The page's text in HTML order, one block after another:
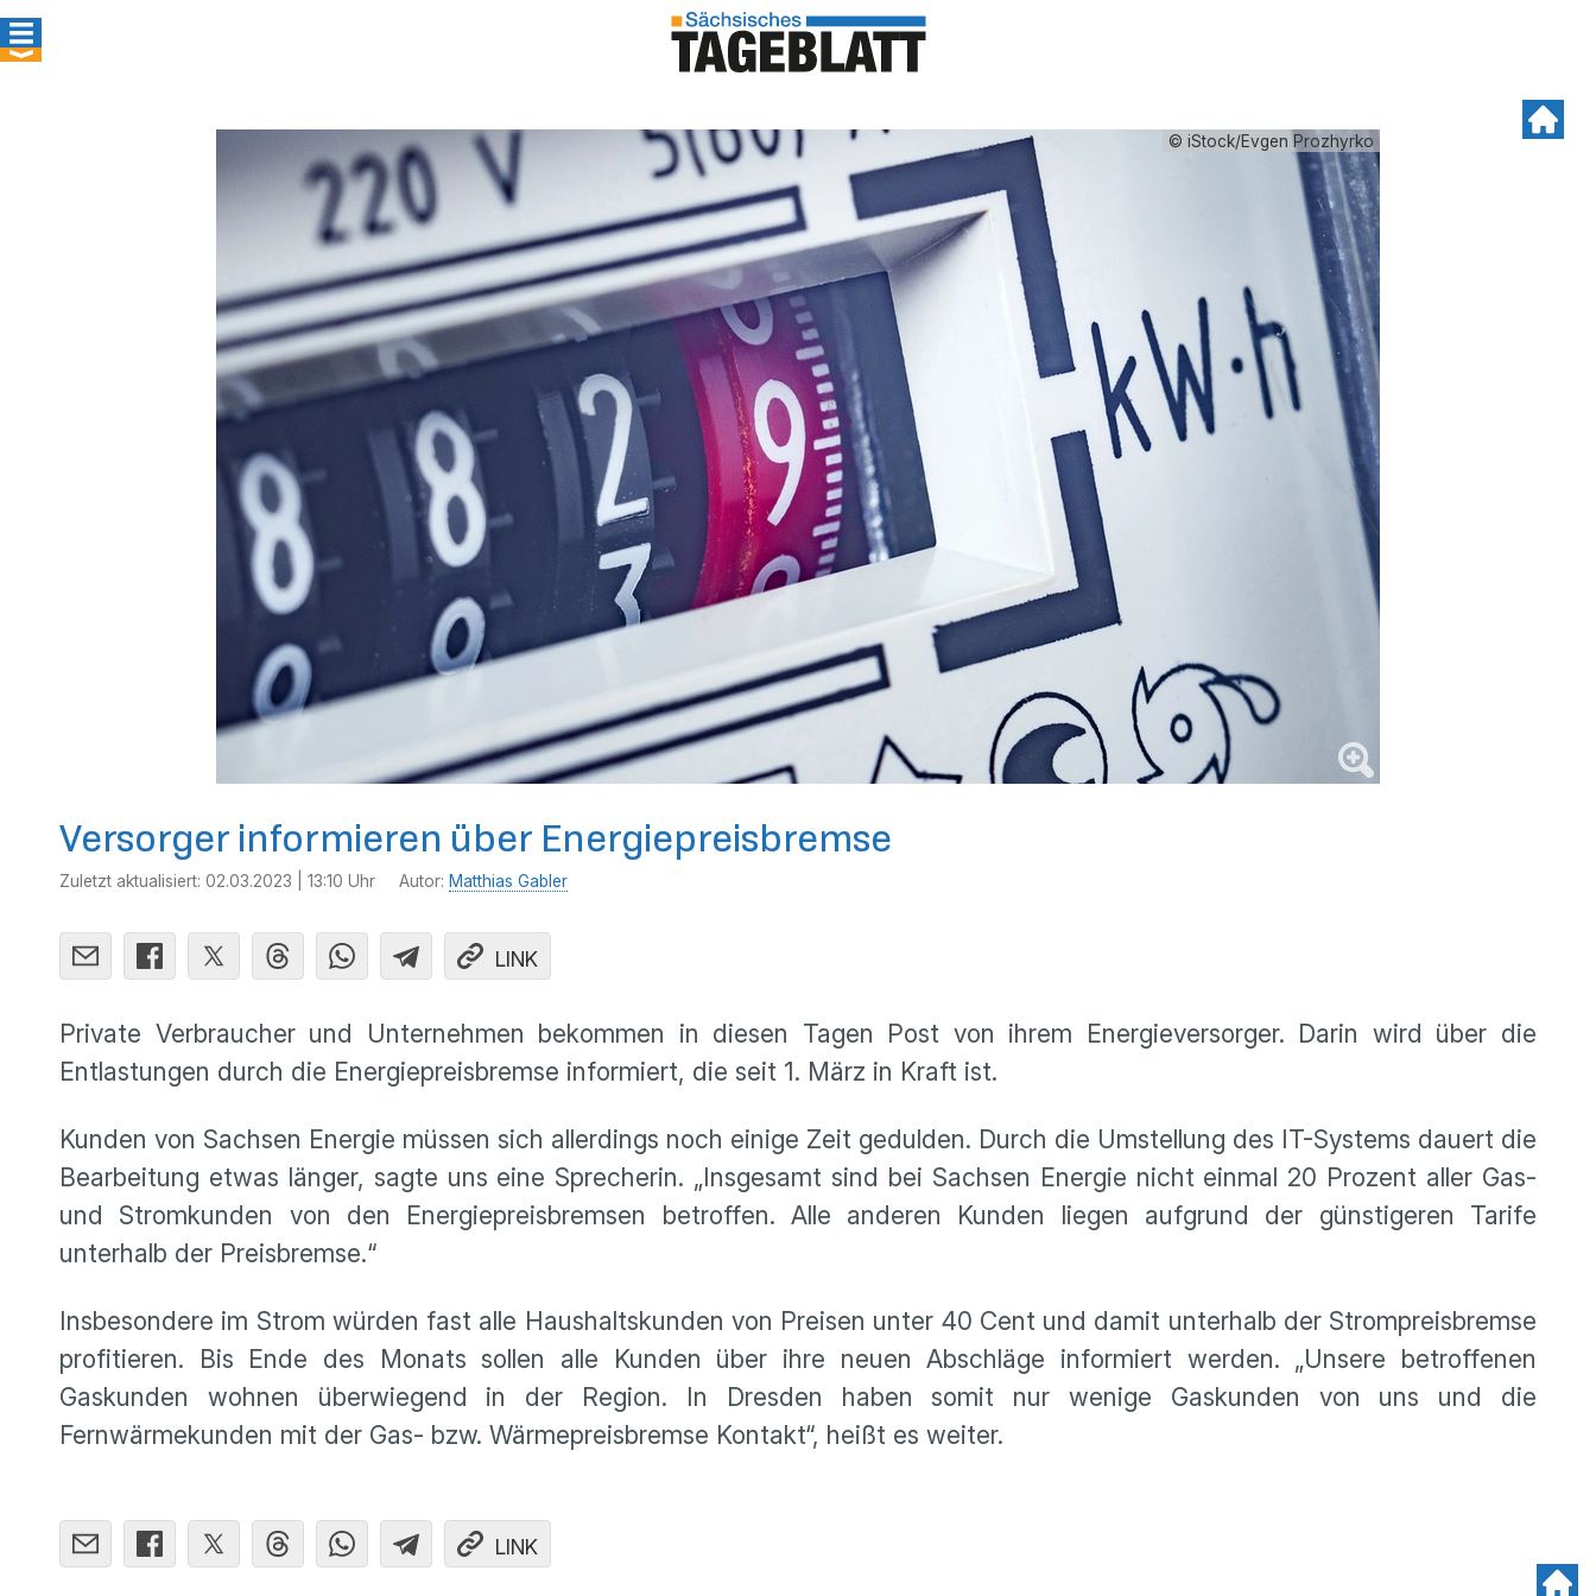
© iStock/Evgen Prozhyrko
Versorger informieren über Energiepreisbremse
Zuletzt aktualisiert: 02.03.2023 | 13:10 Uhr Autor: Matthias Gabler
LINK
Private Verbraucher und Unternehmen bekommen in diesen Tagen Post von ihrem Energieversorger. Darin wird über die
Entlastungen durch die Energiepreisbremse informiert, die seit 1. März in Kraft ist.
Kunden von Sachsen Energie müssen sich allerdings noch einige Zeit gedulden. Durch die Umstellung des IT-Systems dauert die
Bearbeitung etwas länger, sagte uns eine Sprecherin. „Insgesamt sind bei Sachsen Energie nicht einmal 20 Prozent aller Gas-
und Stromkunden von den Energiepreisbremsen betroffen. Alle anderen Kunden liegen aufgrund der günstigeren Tarife
unterhalb der Preisbremse.“
Insbesondere im Strom würden fast alle Haushaltskunden von Preisen unter 40 Cent und damit unterhalb der Strompreisbremse
profitieren. Bis Ende des Monats sollen alle Kunden über ihre neuen Abschläge informiert werden. „Unsere betroffenen
Gaskunden wohnen überwiegend in der Region. In Dresden haben somit nur wenige Gaskunden von uns und die
Fernwärmekunden mit der Gas- bzw. Wärmepreisbremse Kontakt“, heißt es weiter.
LINK